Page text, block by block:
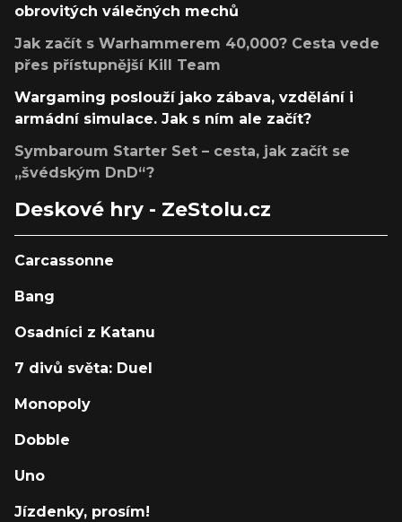
obrovitých válečných mechů
Jak začít s Warhammerem 40,000? Cesta vede
přes přístupnější Kill Team
Wargaming poslouží jako zábava, vzdělání i
armádní simulace. Jak s ním ale začít?
Symbaroum Starter Set – cesta, jak začít se
„švédským DnD“?
Deskové hry - ZeStolu.cz
Carcassonne
Bang
Osadníci z Katanu
7 divů světa: Duel
Monopoly
Dobble
Uno
Jízdenky, prosím!